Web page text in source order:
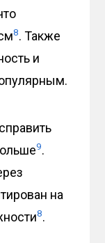
8. Также
и
9.
на
8.